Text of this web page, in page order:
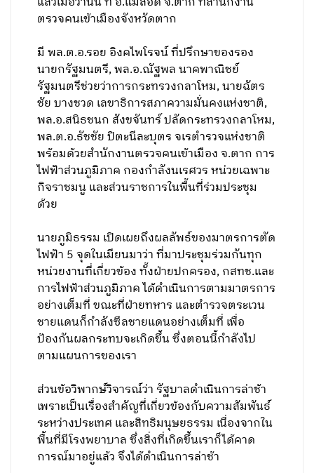
ตรวจคนเข้าเมืองจังหวัดตาก
มี พล.ต.อ.รอย อิงคไพโรจน์ ที่ปรึกษาของรอง
นายกรัฐมนตรี, พล.อ.ณัฐพล นาคพาณิชย์
รัฐมนตรีช่วยว่าการกระทรวงกลาโหม, นายฉัตร
ชัย บางชวด เลขาธิการสภาความมั่นคงแห่งชาติ,
พล.อ.สนิธชนก สังขจันทร์ ปลัดกระทรวงกลาโหม,
พล.ต.อ.ธัชชัย ปิตะนีละบุตร จเรตำรวจแห่งชาติ
พร้อมด้วยสำนักงานตรวจคนเข้าเมือง จ.ตาก การ
ไฟฟ้าส่วนภูมิภาค กองกำลังนเรศวร หน่วยเฉพาะ
กิจราชมนู และส่วนราชการในพื้นที่ร่วมประชุม
ด้วย
นายภูมิธรรม เปิดเผยถึงผลลัพธ์ของมาตรการตัด
ไฟฟ้า 5 จุดในเมียนมาว่า ที่มาประชุมร่วมกันทุก
หน่วยงานที่เกี่ยวข้อง ทั้งฝ่ายปกครอง, กสทช.และ
การไฟฟ้าส่วนภูมิภาค ได้ดำเนินการตามมาตรการ
อย่างเต็มที่ ขณะที่ฝ่ายทหาร และตำรวจตระเวน
ชายแดนก็กำลังซีลชายแดนอย่างเต็มที่ เพื่อ
ป้องกันผลกระทบจะเกิดขึ้น ซึ่งตอนนี้กำลังไป
ตามแผนการของเรา
ส่วนข้อวิพากษ์วิจารณ์ว่า รัฐบาลดำเนินการล่าช้า
เพราะเป็นเรื่องสำคัญที่เกี่ยวข้องกับความสัมพันธ์
ระหว่างประเทศ และสิทธิมนุษยธรรม เนื่องจากใน
พื้นที่มีโรงพยาบาล ซึ่งสิ่งที่เกิดขึ้นเราก็ได้คาด
การณ์มาอยู่แล้ว จึงได้ดำเนินการล่าช้า